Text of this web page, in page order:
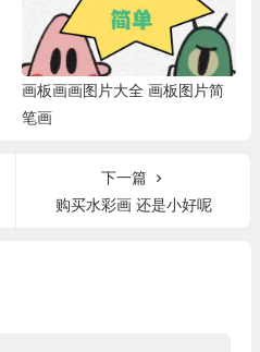
画板画画图片大全 画板图片简
笔画
下一篇
购买水彩画 还是小好呢